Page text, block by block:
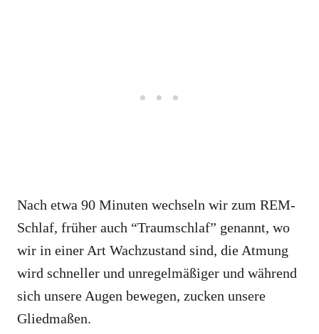
Nach etwa 90 Minuten wechseln wir zum REM-
Schlaf, früher auch “Traumschlaf” genannt, wo
wir in einer Art Wachzustand sind, die Atmung
wird schneller und unregelmäßiger und während
sich unsere Augen bewegen, zucken unsere
Gliedmaßen.